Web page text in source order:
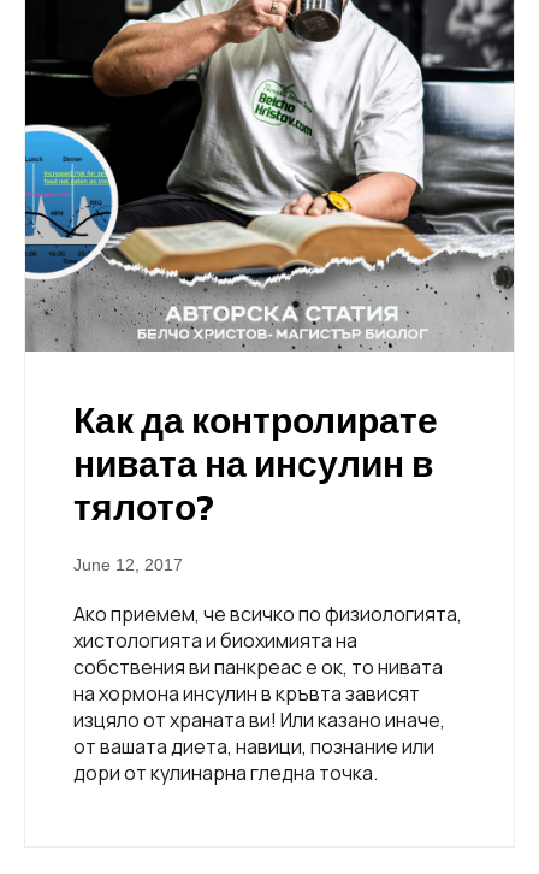
Как да контролирате
нивата на инсулин в
тялото?
June 12, 2017
Ако приемем, че всичко по физиологията,
хистологията и биохимията на
собствения ви панкреас е ок, то нивата
на хормона инсулин в кръвта зависят
изцяло от храната ви! Или казано иначе,
от вашата диета, навици, познание или
дори от кулинарна гледна точка.